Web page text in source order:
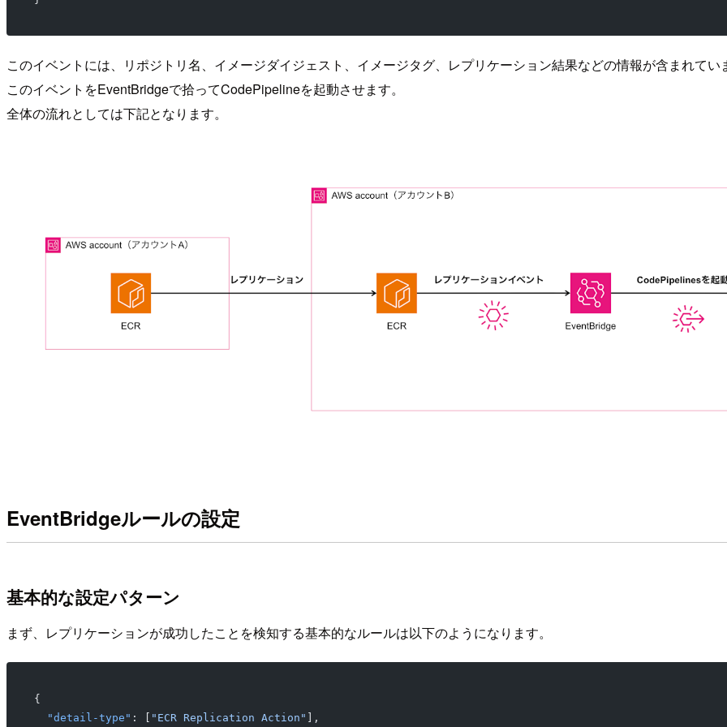
このイベントには、リポジトリ名、イメージダイジェスト、イメージタグ、レプリケーション結果などの情報が含まれてい
このイベントをEventBridgeで拾ってCodePipelineを起動させます。
全体の流れとしては下記となります。
EventBridgeルールの設定
基本的な設定パターン
まず、レプリケーションが成功したことを検知する基本的なルールは以下のようになります。
{
  "detail-type"
: [ "ECR Replication Action" ],